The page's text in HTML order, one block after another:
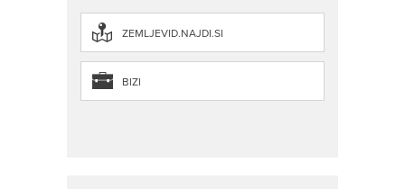
ZEMLJEVID.NAJDI.SI
BIZI